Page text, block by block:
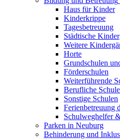
Haus für Kinder
Kinderkrippe
Tagesbetreuung
Städtische
Weitere
Horte
Grundschulen
Förderschulen
Weiterführende
Berufliche
Sonstige Schulen
Ferienbetreuung
Schulweghelfer
Parken in Neuburg
Behinderung und